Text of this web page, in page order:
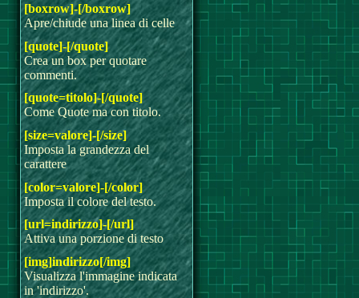
[boxrow]-[/boxrow]
Apre/chiude una linea di celle
[quote]-[/quote]
Crea un box per quotare
commenti.
[quote=titolo]-[/quote]
Come Quote ma con titolo.
[size=valore]-[/size]
Imposta la grandezza del
carattere
[color=valore]-[/color]
Imposta il colore del testo.
[url=indirizzo]-[/url]
Attiva una porzione di testo
[img]indirizzo[/img]
Visualizza l'immagine indicata
in 'indirizzo'.